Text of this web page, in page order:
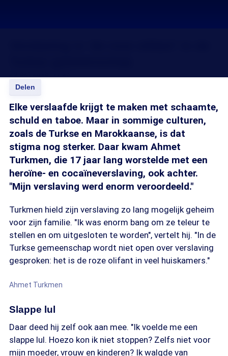
Delen
Elke verslaafde krijgt te maken met schaamte,
schuld en taboe. Maar in sommige culturen,
zoals de Turkse en Marokkaanse, is dat
stigma nog sterker. Daar kwam Ahmet
Turkmen, die 17 jaar lang worstelde met een
heroïne- en cocaïneverslaving, ook achter.
"Mijn verslaving werd enorm veroordeeld."
Turkmen hield zijn verslaving zo lang mogelijk geheim
voor zijn familie. "Ik was enorm bang om ze teleur te
stellen en om uitgesloten te worden", vertelt hij. "In de
Turkse gemeenschap wordt niet open over verslaving
gesproken: het is de roze olifant in veel huiskamers."
Ahmet Turkmen
Slappe lul
Daar deed hij zelf ook aan mee. "Ik voelde me een
slappe lul. Hoezo kon ik niet stoppen? Zelfs niet voor
mijn moeder, vrouw en kinderen? Ik walgde van